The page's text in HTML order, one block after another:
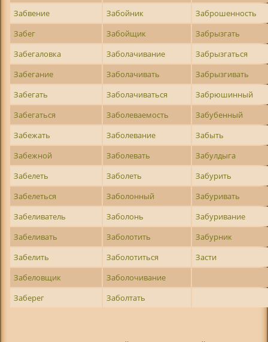
Забвение
Забойник
Заброшенность
Забег
Забойщик
Забрызгать
Забегаловка
Заболачивание
Забрызгаться
Забегание
Заболачивать
Забрызгивать
Забегать
Заболачиваться
Забрюшинный
Забегаться
Заболеваемость
Забубенный
Забежать
Заболевание
Забыть
Забежной
Заболевать
Забулдыга
Забелеть
Заболеть
Забурить
Забелеться
Заболонный
Забуривать
Забеливатель
Заболонь
Забуривание
Забеливать
Заболотить
Забурник
Забелить
Заболотиться
Засти
Забеловщик
Заболочивание
Заберег
Заболтать